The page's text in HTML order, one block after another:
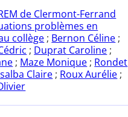
de Clermont-Ferrand
problèmes en
collège ; Bernon Céline ;
; Duprat Caroline ;
; Maze Monique ; Rondet
Claire ; Roux Aurélie ;